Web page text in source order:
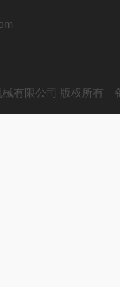
械有限公司 版权所有